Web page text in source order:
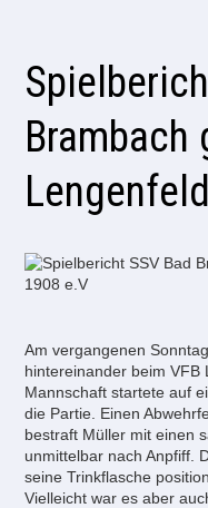
Brambach
Am vergangenen
hintereinander beim VFB
Mannschaft startete auf
die Partie. Einen
bestraft Müller mit einen
unmittelbar nach Anpfiff.
seine Trinkflasche
Vielleicht war es aber